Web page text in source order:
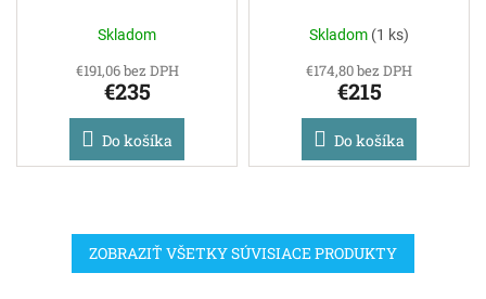
Skladom
€191,06 bez DPH
€235
Do košíka
Skladom (1 ks)
€174,80 bez DPH
€215
Do košíka
ZOBRAZIŤ VŠETKY SÚVISIACE PRODUKTY